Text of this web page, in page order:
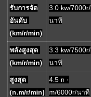
รับการจัด
อันดับ
(km/r/min)
3.0 kw/7000r/
นาที
พลังสูงสุด
(km/r/min)
3.3 kw/7500r/
นาที
สูงสุด
(n.m/r/min)
4.5 n ·
m/6000r/นาที